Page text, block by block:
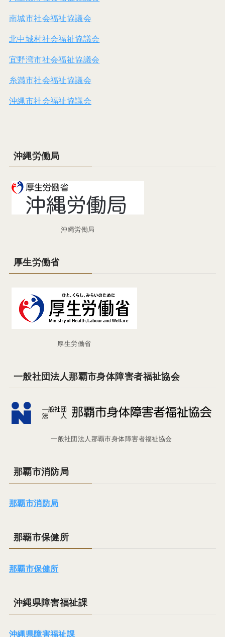
南城市社会福祉協議会
北中城村社会福祉協議会
宜野湾市社会福祉協議会
糸満市社会福祉協議会
沖縄市社会福祉協議会
沖縄労働局
沖縄労働局
厚生労働省
厚生労働省
一般社団法人那覇市身体障害者福祉協会
一般社団法人那覇市身体障害者福祉協会
那覇市消防局
那覇市消防局
那覇市保健所
那覇市保健所
沖縄県障害福祉課
沖縄県障害福祉課